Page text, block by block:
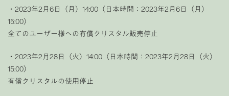
・2023年2月6日（月）14:00（日本時間：2023年2月6日（月）
15:00）
全てのユーザー様への有償クリスタル販売停止
・2023年2月28日（火）14:00（日本時間：2023年2月28日（火）
15:00）
有償クリスタルの使用停止